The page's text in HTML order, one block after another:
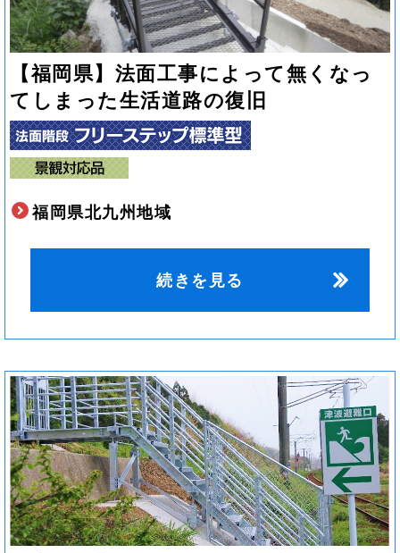
【福岡県】法面工事によって無くなっ
てしまった生活道路の復旧
福岡県北九州地域
続きを見る